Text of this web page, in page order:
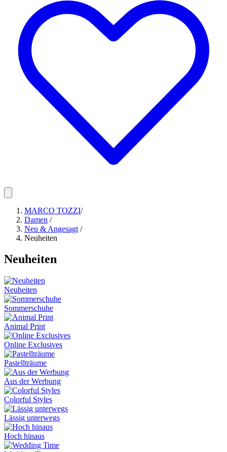
MARCO TOZZI/
Damen /
Neu & Angesagt /
Neuheiten
Neuheiten
Neuheiten
Sommerschuhe
Animal Print
Online Exclusives
Pastellträume
Aus der Werbung
Colorful Styles
Lässig unterwegs
Hoch hinaus